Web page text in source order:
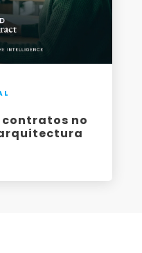
contratos no
arquitectura